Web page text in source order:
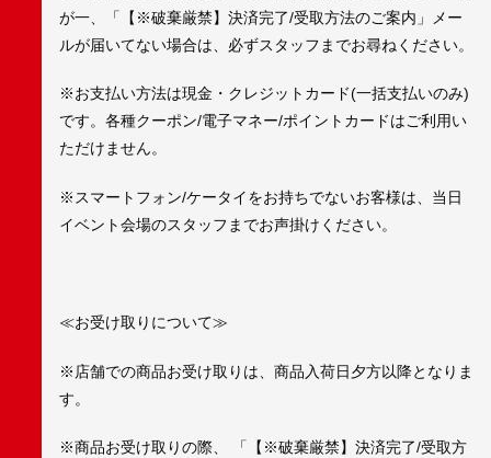
が一、「【※破棄厳禁】決済完了/受取方法のご案内」メー
ルが届いてない場合は、必ずスタッフまでお尋ねください。
※お支払い方法は現金・クレジットカード(一括支払いのみ)
です。各種クーポン/電子マネー/ポイントカードはご利用い
ただけません。
※スマートフォン/ケータイをお持ちでないお客様は、当日
イベント会場のスタッフまでお声掛けください。
≪お受け取りについて≫
※店舗での商品お受け取りは、商品入荷日夕方以降となりま
す。
※商品お受け取りの際、 「【※破棄厳禁】決済完了/受取方